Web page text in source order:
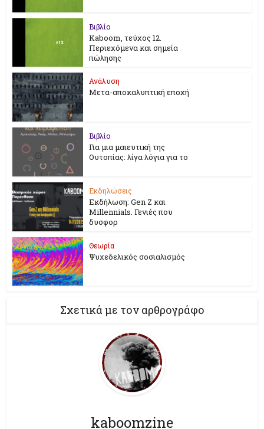
Βιβλίο
Kaboom, τεύχος 12.
Περιεχόμενα και σημεία
πώλησης
Ανάλυση
Μετα-αποκαλυπτική εποχή
Βιβλίο
Για μια μαιευτική της
Ουτοπίας: λίγα λόγια για το
Εκδηλώσεις
Εκδήλωση: Gen Z και
Millennials. Γενιές που
δυσφορ
Θεωρία
Ψυχεδελικός σοσιαλισμός
Σχετικά με τον αρθρογράφο
kaboomzine